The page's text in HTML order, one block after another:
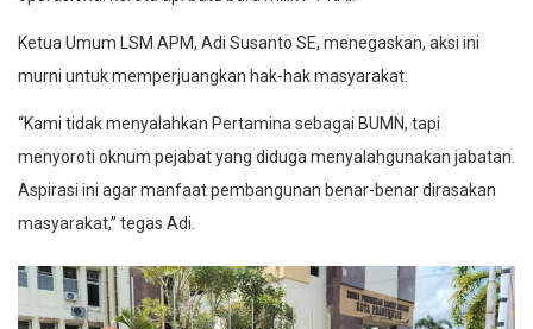
Ketua Umum LSM APM, Adi Susanto SE, menegaskan, aksi ini
murni untuk memperjuangkan hak-hak masyarakat.
“Kami tidak menyalahkan Pertamina sebagai BUMN, tapi
menyoroti oknum pejabat yang diduga menyalahgunakan jabatan.
Aspirasi ini agar manfaat pembangunan benar-benar dirasakan
masyarakat,” tegas Adi.